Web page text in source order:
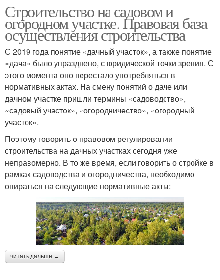
Дачный дом Садовый домик
Каркасно–щитовой
домик
Домик в коттедж
Летние домики
Строительство на садовом и
огородном участке. Правовая база
осуществления строительства
С 2019 года понятие «дачный участок», а также понятие
«дача» было упразднено, с юридической точки зрения. С
этого момента оно перестало употребляться в
нормативных актах. На смену понятий о даче или
дачном участке пришли термины «садоводство»,
«садовый участок», «огородничество», «огородный
участок».
Поэтому говорить о правовом регулировании
строительства на дачных участках сегодня уже
неправомерно. В то же время, если говорить о стройке в
рамках садоводства и огородничества, необходимо
опираться на следующие нормативные акты:
читать дальше →